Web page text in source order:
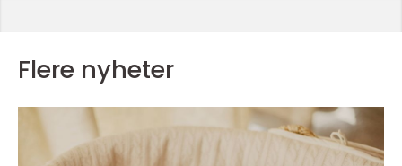
Flere nyheter